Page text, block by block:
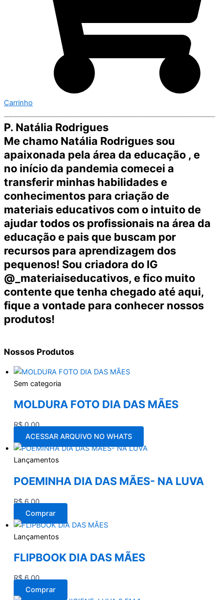
Carrinho
P. Natália Rodrigues
Me chamo Natália Rodrigues sou
apaixonada pela área da educação , e
no início da pandemia comecei a
transferir minhas habilidades e
conhecimentos para criação de
materiais educativos com o intuito de
ajudar todos os profissionais na área da
educação e pais que buscam por
recursos para aprendizagem dos
pequenos! Sou criadora do IG
@_materiaiseducativos, e fico muito
contente que tenha chegado até aqui,
fique a vontade para conhecer nossos
produtos!
Nossos Produtos
Sem categoria
MOLDURA FOTO DIA DAS MÃES
R$0,00
ACESSAR ARQUIVO NO WHATS
Lançamentos
POEMINHA DIA DAS MÃES- NA LUVA
R$6,00
Comprar
Lançamentos
FLIPBOOK DIA DAS MÃES
R$6,00
Comprar